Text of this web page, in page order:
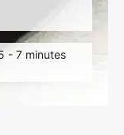
- 7 minutes